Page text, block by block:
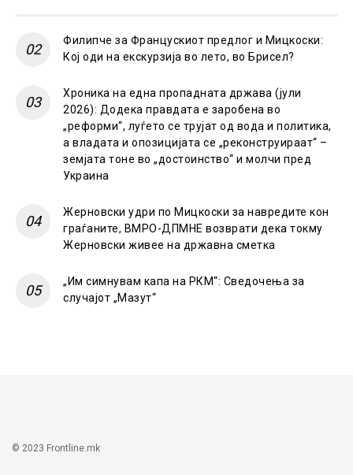
Филипче за Францускиот предлог и Мицкоски:
Кој оди на екскурзија во лето, во Брисел?
Хроника на една пропадната држава (јули
2026): Додека правдата е заробена во
„реформи“, луѓето се трујат од вода и политика,
а владата и опозицијата се „реконструираат“ –
земјата тоне во „достоинство“ и молчи пред
Украина
Жерновски удри по Мицкоски за навредите кон
граѓаните, ВМРО-ДПМНЕ возврати дека токму
Жерновски живее на државна сметка
„Им симнувам капа на РКМ“: Сведочења за
случајот „Мазут“
© 2023 Frontline.mk